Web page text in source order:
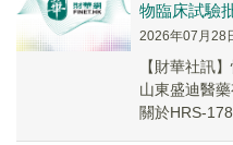
物臨床試驗
2026年07月28
【財華社訊
山東盛迪醫
關於HRS-